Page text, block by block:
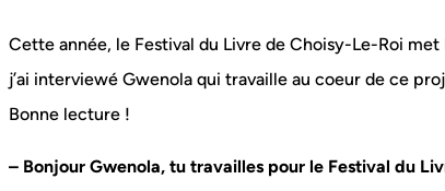
Cette année, le Festival du Livre de Choisy-Le-Roi met
j’ai interviewé Gwenola qui travaille au coeur de ce
Bonne lecture !
– Bonjour Gwenola, tu travailles pour le Festival du